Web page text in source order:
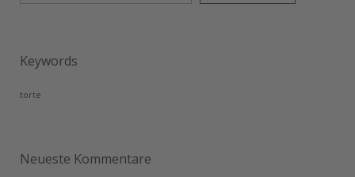
Keywords
torte
Neueste Kommentare